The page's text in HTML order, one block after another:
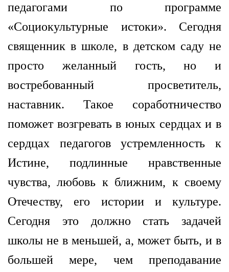
педагогами по программе
«Социокультурные истоки». Сегодня
священник в школе, в детском саду не
просто желанный гость, но и
востребованный просветитель,
наставник. Такое соработничество
поможет возгревать в юных сердцах и в
сердцах педагогов устремленность к
Истине, подлинные нравственные
чувства, любовь к ближним, к своему
Отечеству, его истории и культуре.
Сегодня это должно стать задачей
школы не в меньшей, а, может быть, и в
большей мере, чем преподавание